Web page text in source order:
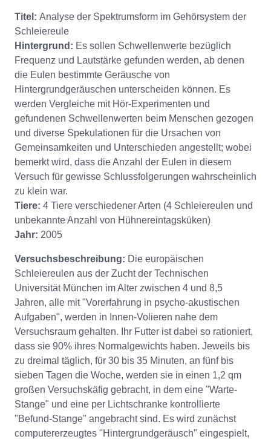
Titel: Analyse der Spektrumsform im Gehörsystem der
Schleiereule
Hintergrund: Es sollen Schwellenwerte bezüglich
Frequenz und Lautstärke gefunden werden, ab denen
die Eulen bestimmte Geräusche von
Hintergrundgeräuschen unterscheiden können. Es
werden Vergleiche mit Hör-Experimenten und
gefundenen Schwellenwerten beim Menschen gezogen
und diverse Spekulationen für die Ursachen von
Gemeinsamkeiten und Unterschieden angestellt; wobei
bemerkt wird, dass die Anzahl der Eulen in diesem
Versuch für gewisse Schlussfolgerungen wahrscheinlich
zu klein war.
Tiere: 4 Tiere verschiedener Arten (4 Schleiereulen und
unbekannte Anzahl von Hühnereintagsküken)
Jahr: 2005
Versuchsbeschreibung: Die europäischen
Schleiereulen aus der Zucht der Technischen
Universität München im Alter zwischen 4 und 8,5
Jahren, alle mit "Vorerfahrung in psycho-akustischen
Aufgaben", werden in Innen-Volieren nahe dem
Versuchsraum gehalten. Ihr Futter ist dabei so rationiert,
dass sie 90% ihres Normalgewichts haben. Jeweils bis
zu dreimal täglich, für 30 bis 35 Minuten, an fünf bis
sieben Tagen die Woche, werden sie in einen 1,2 qm
großen Versuchskäfig gebracht, in dem eine "Warte-
Stange" und eine per Lichtschranke kontrollierte
"Befund-Stange" angebracht sind. Es wird zunächst
computererzeugtes "Hintergrundgeräusch" eingespielt,